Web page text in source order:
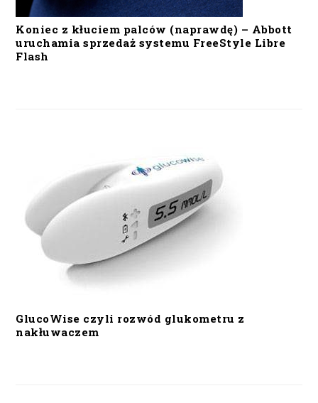
Koniec z kłuciem palców (naprawdę) – Abbott
uruchamia sprzedaż systemu FreeStyle Libre
Flash
GlucoWise czyli rozwód glukometru z
nakłuwaczem